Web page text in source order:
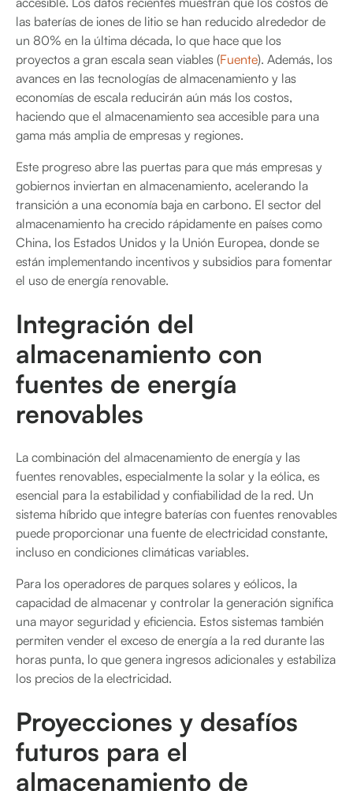
las baterías de iones de litio se han reducido alrededor de
un 80% en la última década, lo que hace que los
proyectos a gran escala sean viables (Fuente). Además, los
avances en las tecnologías de almacenamiento y las
economías de escala reducirán aún más los costos,
haciendo que el almacenamiento sea accesible para una
gama más amplia de empresas y regiones.
Este progreso abre las puertas para que más empresas y
gobiernos inviertan en almacenamiento, acelerando la
transición a una economía baja en carbono. El sector del
almacenamiento ha crecido rápidamente en países como
China, los Estados Unidos y la Unión Europea, donde se
están implementando incentivos y subsidios para fomentar
el uso de energía renovable.
Integración del
almacenamiento con
fuentes de energía
renovables
La combinación del almacenamiento de energía y las
fuentes renovables, especialmente la solar y la eólica, es
esencial para la estabilidad y confiabilidad de la red. Un
sistema híbrido que integre baterías con fuentes renovables
puede proporcionar una fuente de electricidad constante,
incluso en condiciones climáticas variables.
Para los operadores de parques solares y eólicos, la
capacidad de almacenar y controlar la generación significa
una mayor seguridad y eficiencia. Estos sistemas también
permiten vender el exceso de energía a la red durante las
horas punta, lo que genera ingresos adicionales y estabiliza
los precios de la electricidad.
Proyecciones y desafíos
futuros para el
almacenamiento de